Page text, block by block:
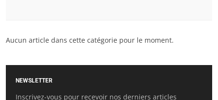
Aucun article dans cette catégorie pour le moment.
NEWSLETTER
Inscrivez-vous pour recevoir nos derniers articles